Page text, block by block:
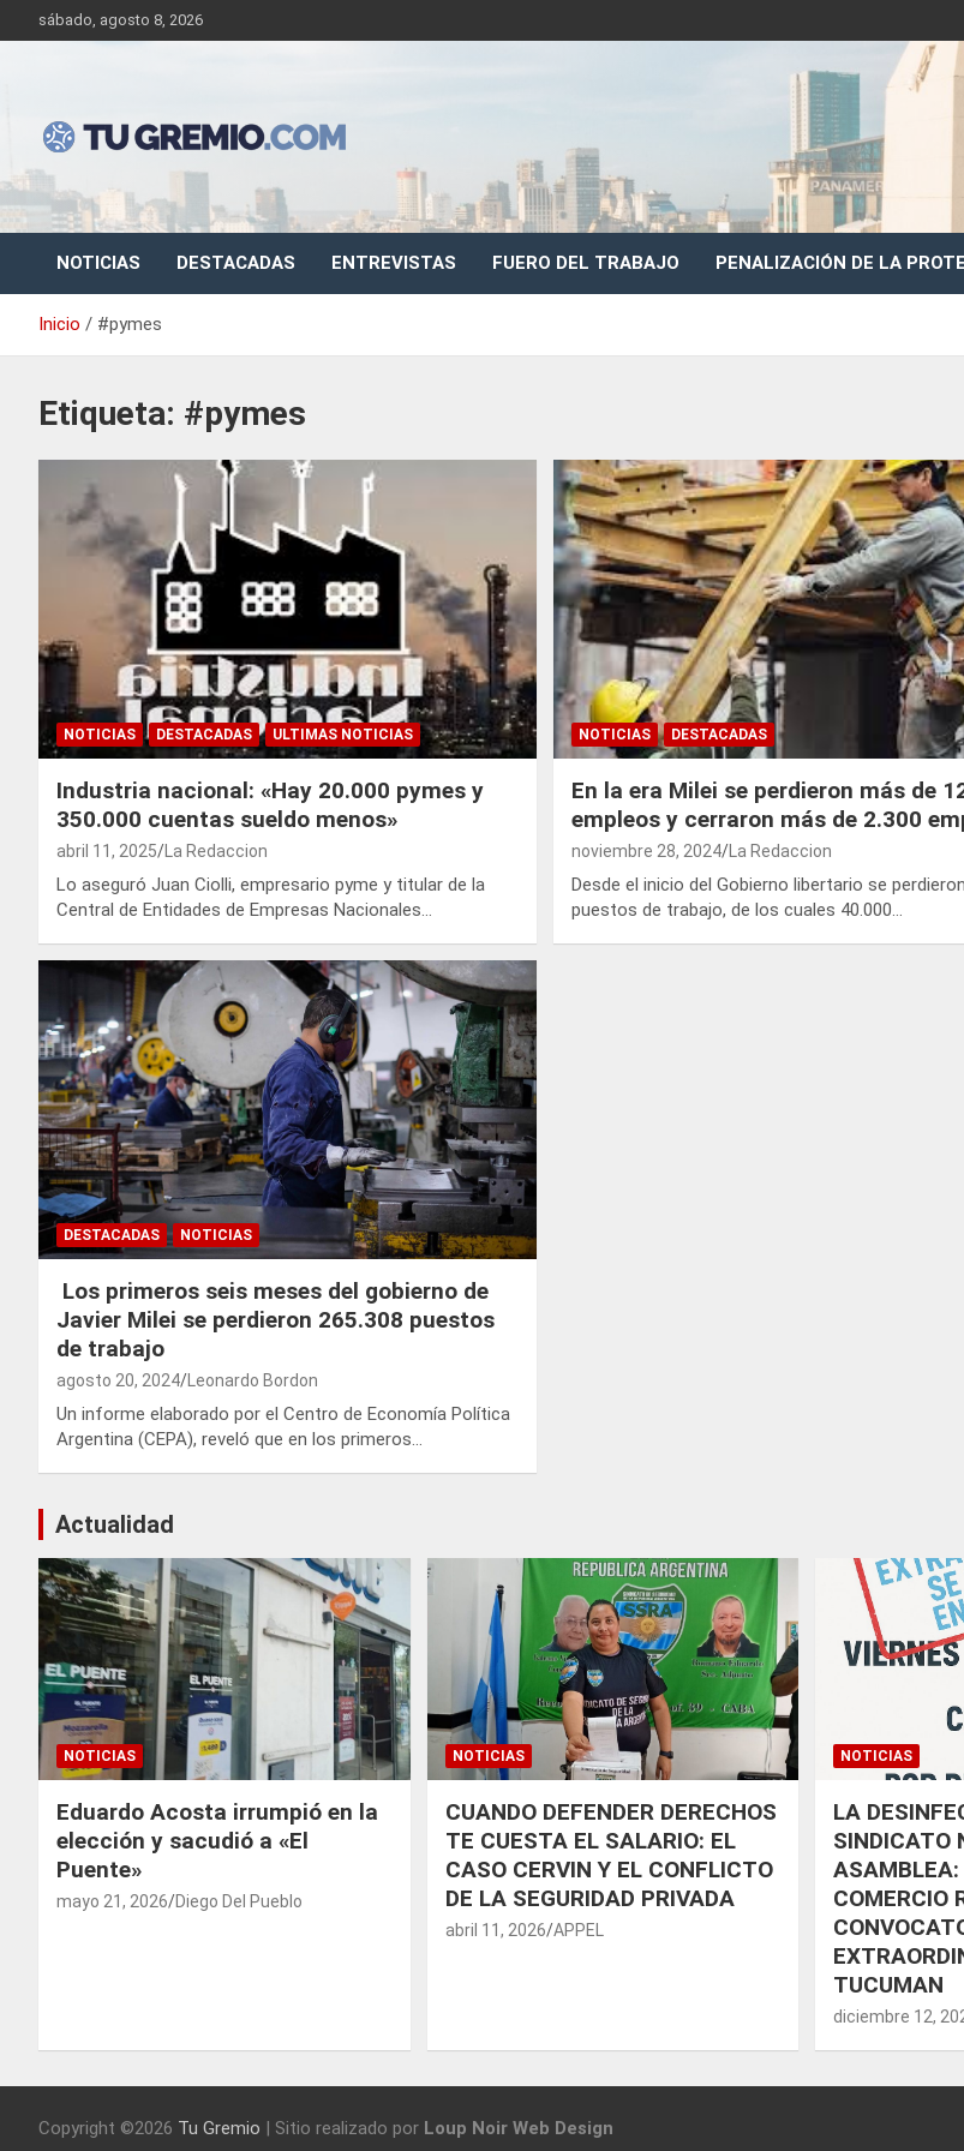
al
sábado, agosto 8, 2026
Tu Gremio
Sitio de noticias gremiales – laborales
NOTICIAS DESTACADAS ENTREVISTAS FUERO DEL TRABAJO PENALIZACIÓN DE LA
Inicio #pymes
Etiqueta: #pymes
NOTICIAS DESTACADAS ULTIMAS NOTICIAS
Industria nacional: «Hay 20.000 pymes y
350.000 cuentas sueldo menos»
abril 11, 2025 La Redaccion
Lo aseguró Juan Ciolli, empresario pyme y titular de la
Central de Entidades de Empresas Nacionales…
NOTICIAS DESTACADAS
En la era Milei se perdieron más de
empleos y cerraron más de 2.300
noviembre 28, 2024 La Redaccion
Desde el inicio del Gobierno libertario se
puestos de trabajo, de los cuales 40.000…
DESTACADAS NOTICIAS
Los primeros seis meses del gobierno de
Javier Milei se perdieron 265.308 puestos
de trabajo
agosto 20, 2024 Leonardo Bordon
Un informe elaborado por el Centro de Economía Política
Argentina (CEPA), reveló que en los primeros…
Actualidad
NOTICIAS
Eduardo Acosta irrumpió en la
elección y sacudió a «El
Puente»
mayo 21, 2026 Diego Del Pueblo
NOTICIAS
CUANDO DEFENDER DERECHOS
TE CUESTA EL SALARIO: EL
CASO CERVIN Y EL CONFLICTO
DE LA SEGURIDAD PRIVADA
abril 11, 2026 APPEL
NOTICIAS
LA
SINDICATO
ASAMBLEA:
COMERCIO
TUCUMAN
diciembre 12,
Copyright ©2026 Tu Gremio | Sitio realizado por Loup Noir Web Design